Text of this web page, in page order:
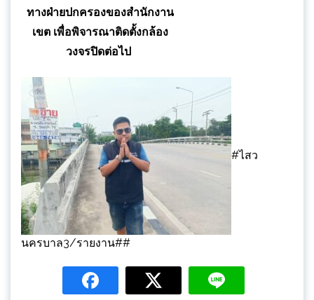
ทางฝ่ายปกครองของสำนักงาน
เขต เพื่อพิจารณาติดตั้งกล้อง
วงจรปิดต่อไป
#ไสว
นครบาล3/รายงาน##